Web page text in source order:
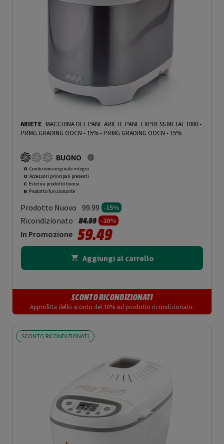
ARIETE MACCHINA DEL PANE ARIETE PANE EXPRESS METAL 1000 -
PRMG GRADING OOCN - 15%- PRMG GRADING OOCN - 15%
BUONO
O: Confezione originale integra
O: Accessori principali presenti
C: Estetica prodotto buona
N: Prodotto funzionante
Prodotto Nuovo 99.99 -15%
Ricondizionato Prezzo ridotto da
84.99a-30%
In Promozione 59.49
Aggiungi al carrello
SCONTO RICONDIZIONATI
Approfitta dello sconto del 30% sul prodotto ricondizionato.
SCONTO RICONDIZIONATI